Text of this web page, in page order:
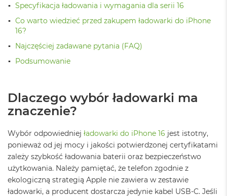
M
c
o
o
k
S
e
r
n
W
e
d
Specyfikacja ładowania i wymagania dla serii 16
Co warto wiedzieć przed zakupem ładowarki do iPhone
16?
Najczęściej zadawane pytania (FAQ)
Podsumowanie
Dlaczego wybór ładowarki ma
znaczenie?
Wybór odpowiedniej ładowarki do iPhone 16 jest istotny,
ponieważ od jej mocy i jakości potwierdzonej certyfikatami
zależy szybkość ładowania baterii oraz bezpieczeństwo
użytkowania. Należy pamiętać, że telefon zgodnie z
ekologiczną strategią Apple nie zawiera w zestawie
ładowarki, a producent dostarcza jedynie kabel USB-C. Jeśli